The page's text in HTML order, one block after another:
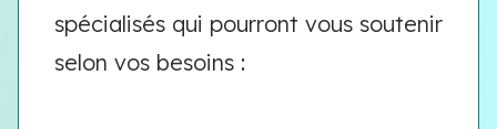
spécialisés qui pourront vous soutenir
selon vos besoins :